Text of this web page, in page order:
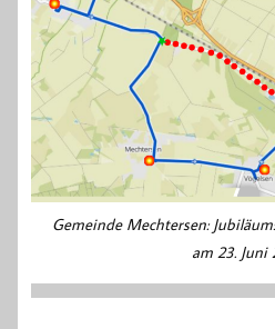
Gemeinde Mechtersen:
am 23. Juni